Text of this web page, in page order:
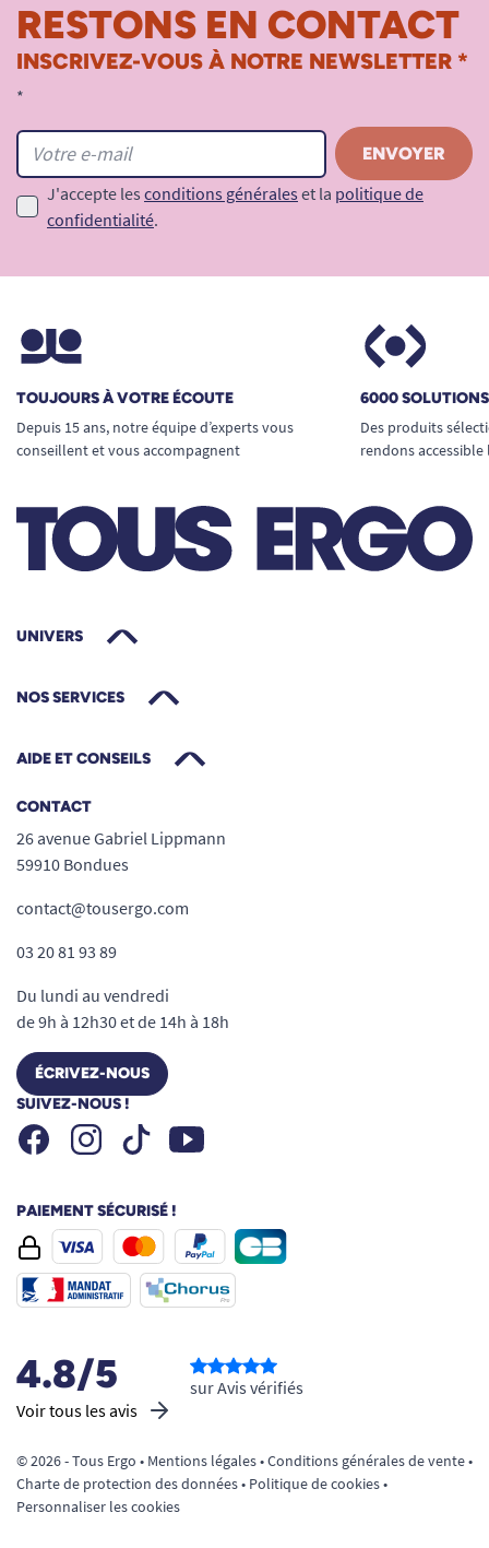
RESTONS EN CONTACT
INSCRIVEZ-VOUS À NOTRE NEWSLETTER *
*
J'accepte les conditions générales et la politique de
confidentialité.
TOUJOURS À VOTRE ÉCOUTE
Depuis 15 ans, notre équipe d’experts vous
conseillent et vous accompagnent
6000
Des produits
rendons
UNIVERS
NOS SERVICES
AIDE ET CONSEILS
CONTACT
26 avenue Gabriel Lippmann
59910 Bondues
contact@tousergo.com
03 20 81 93 89
Du lundi au vendredi
de 9h à 12h30 et de 14h à 18h
ÉCRIVEZ-NOUS
SUIVEZ-NOUS !
FacebookInstagramTiktok Youtube
PAIEMENT SÉCURISÉ !
4.8/5
Voir tous les avis
sur Avis vérifiés
© 2026 - Tous Ergo • Mentions légales•Conditions générales de vente•
Charte de protection des données• Politique de cookies•
Personnaliser les cookies